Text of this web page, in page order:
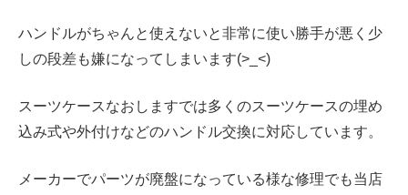
ハンドルがちゃんと使えないと非常に使い勝手が悪く少
しの段差も嫌になってしまいます(>_<)
スーツケースなおしますでは多くのスーツケースの埋め
込み式や外付けなどのハンドル交換に対応しています。
メーカーでパーツが廃盤になっている様な修理でも当店